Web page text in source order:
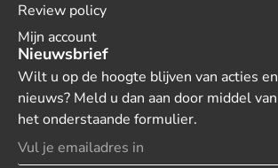
Review policy
Mijn account
Nieuwsbrief
Wilt u op de hoogte blijven van acties en
nieuws? Meld u dan aan door middel van
het onderstaande formulier.